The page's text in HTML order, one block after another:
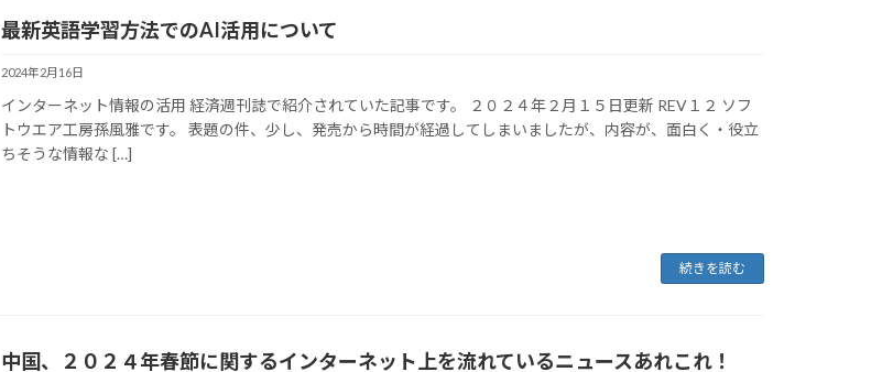
最新英語学習方法でのAI活用について
2024年2月16日
インターネット情報の活用 経済週刊誌で紹介されていた記事です。 ２０２４年２月１５日更新 REV１２ ソフ
トウエア工房孫風雅です。 表題の件、少し、発売から時間が経過してしまいましたが、内容が、面白く・役立
ちそうな情報な […]
続きを読む
中国、２０２４年春節に関するインターネット上を流れているニュースあれこれ！